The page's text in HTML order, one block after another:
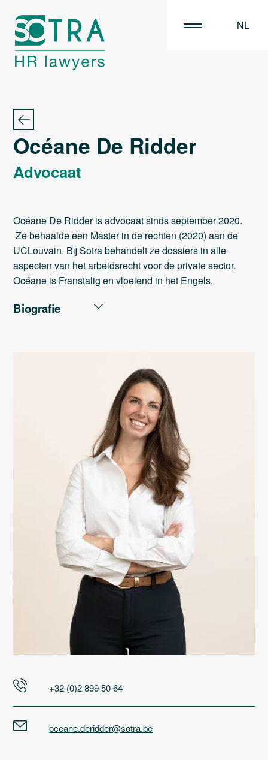
NL
Océane De Ridder
Advocaat
Océane De Ridder is advocaat sinds september 2020.
Ze behaalde een Master in de rechten (2020) aan de
UCLouvain. Bij Sotra behandelt ze dossiers in alle
aspecten van het arbeidsrecht voor de private sector.
Océane is Franstalig en vloeiend in het Engels.
Biografie
Sotra Advocaat (2024 - ...)
CMS: Advocaat (2020-2024)
ACADEMISCHE LOOPBAAN
UCLouvain: Master in de rechten, finaliteit burgerlijk
en strafrecht (2020, grote onderscheiding)
Università di Roma LUMSA: Academische
uitwisseling (januari - juni 2020, grote onderscheiding)
UCLouvain Saint-Louis Brussel: Bachelor in de
rechten, tweetalig Frans/Engels programma (2018,
onderscheiding)
+32 (0)2 899 50 64
oceane.deridder@sotra.be